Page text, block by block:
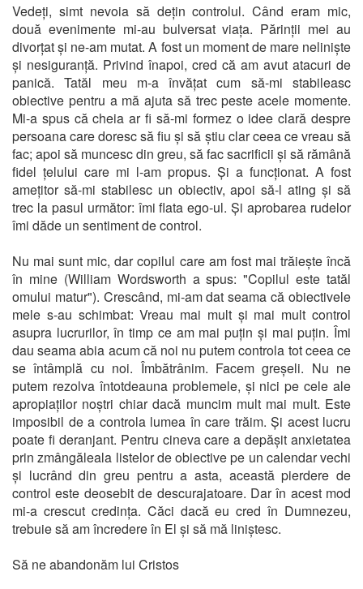
Vedeți, simt nevoia să dețin controlul. Când eram mic,
două evenimente mi-au bulversat viața. Părinții mei au
divorțat și ne-am mutat. A fost un moment de mare neliniște
și nesiguranță. Privind înapoi, cred că am avut atacuri de
panică. Tatăl meu m-a învățat cum să-mi stabileasc
obiective pentru a mă ajuta să trec peste acele momente.
Mi-a spus că cheia ar fi să-mi formez o idee clară despre
persoana care doresc să fiu și să știu clar ceea ce vreau să
fac; apoi să muncesc din greu, să fac sacrificii și să rămână
fidel țelului care mi l-am propus. Și a funcționat. A fost
amețitor să-mi stabilesc un obiectiv, apoi să-l ating și să
trec la pasul următor: îmi flata ego-ul. Și aprobarea rudelor
îmi dăde un sentiment de control.
Nu mai sunt mic, dar copilul care am fost mai trăiește încă
în mine (William Wordsworth a spus: "Copilul este tatăl
omului matur"). Crescând, mi-am dat seama că obiectivele
mele s-au schimbat: Vreau mai mult și mai mult control
asupra lucrurilor, în timp ce am mai puțin și mai puțin. Îmi
dau seama abia acum că noi nu putem controla tot ceea ce
se întâmplă cu noi. Îmbătrânim. Facem greșeli. Nu ne
putem rezolva întotdeauna problemele, și nici pe cele ale
apropiaților noștri chiar dacă muncim mult mai mult. Este
imposibil de a controla lumea în care trăim. Și acest lucru
poate fi deranjant. Pentru cineva care a depășit anxietatea
prin zmângăleala listelor de obiective pe un calendar vechi
și lucrând din greu pentru a asta, această pierdere de
control este deosebit de descurajatoare. Dar în acest mod
mi-a crescut credința. Căci dacă eu cred în Dumnezeu,
trebuie să am încredere în El și să mă liniștesc.
Să ne abandonăm lui Cristos